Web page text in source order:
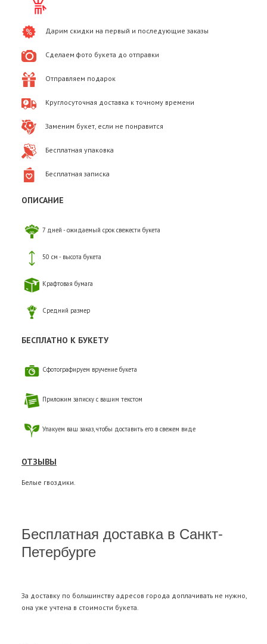
Дарим скидки на первый и последующие заказы
Сделаем фото букета до отправки
Отправляем подарок
Круглосуточная доставка к точному времени
Заменим букет, если не понравится
Бесплатная упаковка
Бесплатная записка
ОПИСАНИЕ
7 дней - ожидаемый срок свежести букета
50 см - высота букета
Крафтовая бумага
Средний размер
БЕСПЛАТНО К БУКЕТУ
Сфотографируем вручение букета
Приложим записку с вашим текстом
Упакуем ваш заказ, чтобы доставить его в свежем виде
ОТЗЫВЫ
Белые гвоздики.
Бесплатная доставка в Санкт-
Петербурге
За доставку по большинству адресов города доплачивать не нужно,
она уже учтена в стоимости букета.